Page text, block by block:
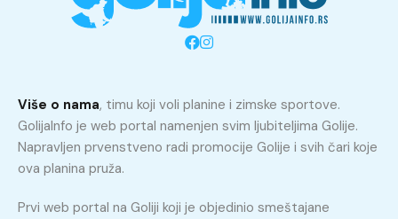
Više o nama, timu koji voli planine i zimske sportove.
GolijaInfo je web portal namenjen svim ljubiteljima Golije.
Napravljen prvenstveno radi promocije Golije i svih čari koje
ova planina pruža.
Prvi web portal na Goliji koji je objedinio smeštajane